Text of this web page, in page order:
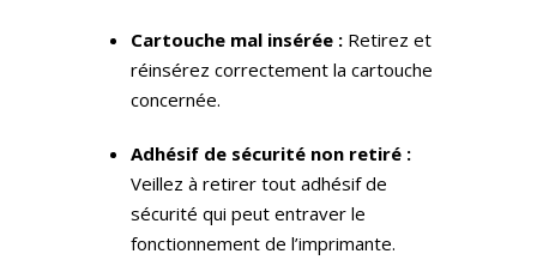
Cartouche mal insérée : Retirez et
réinsérez correctement la cartouche
concernée.
Adhésif de sécurité non retiré :
Veillez à retirer tout adhésif de
sécurité qui peut entraver le
fonctionnement de l’imprimante.